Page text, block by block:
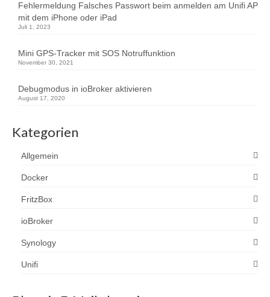
Fehlermeldung Falsches Passwort beim anmelden am Unifi AP
mit dem iPhone oder iPad
Juli 1, 2023
Mini GPS-Tracker mit SOS Notruffunktion
November 30, 2021
Debugmodus in ioBroker aktivieren
August 17, 2020
Kategorien
Allgemein
Docker
FritzBox
ioBroker
Synology
Unifi